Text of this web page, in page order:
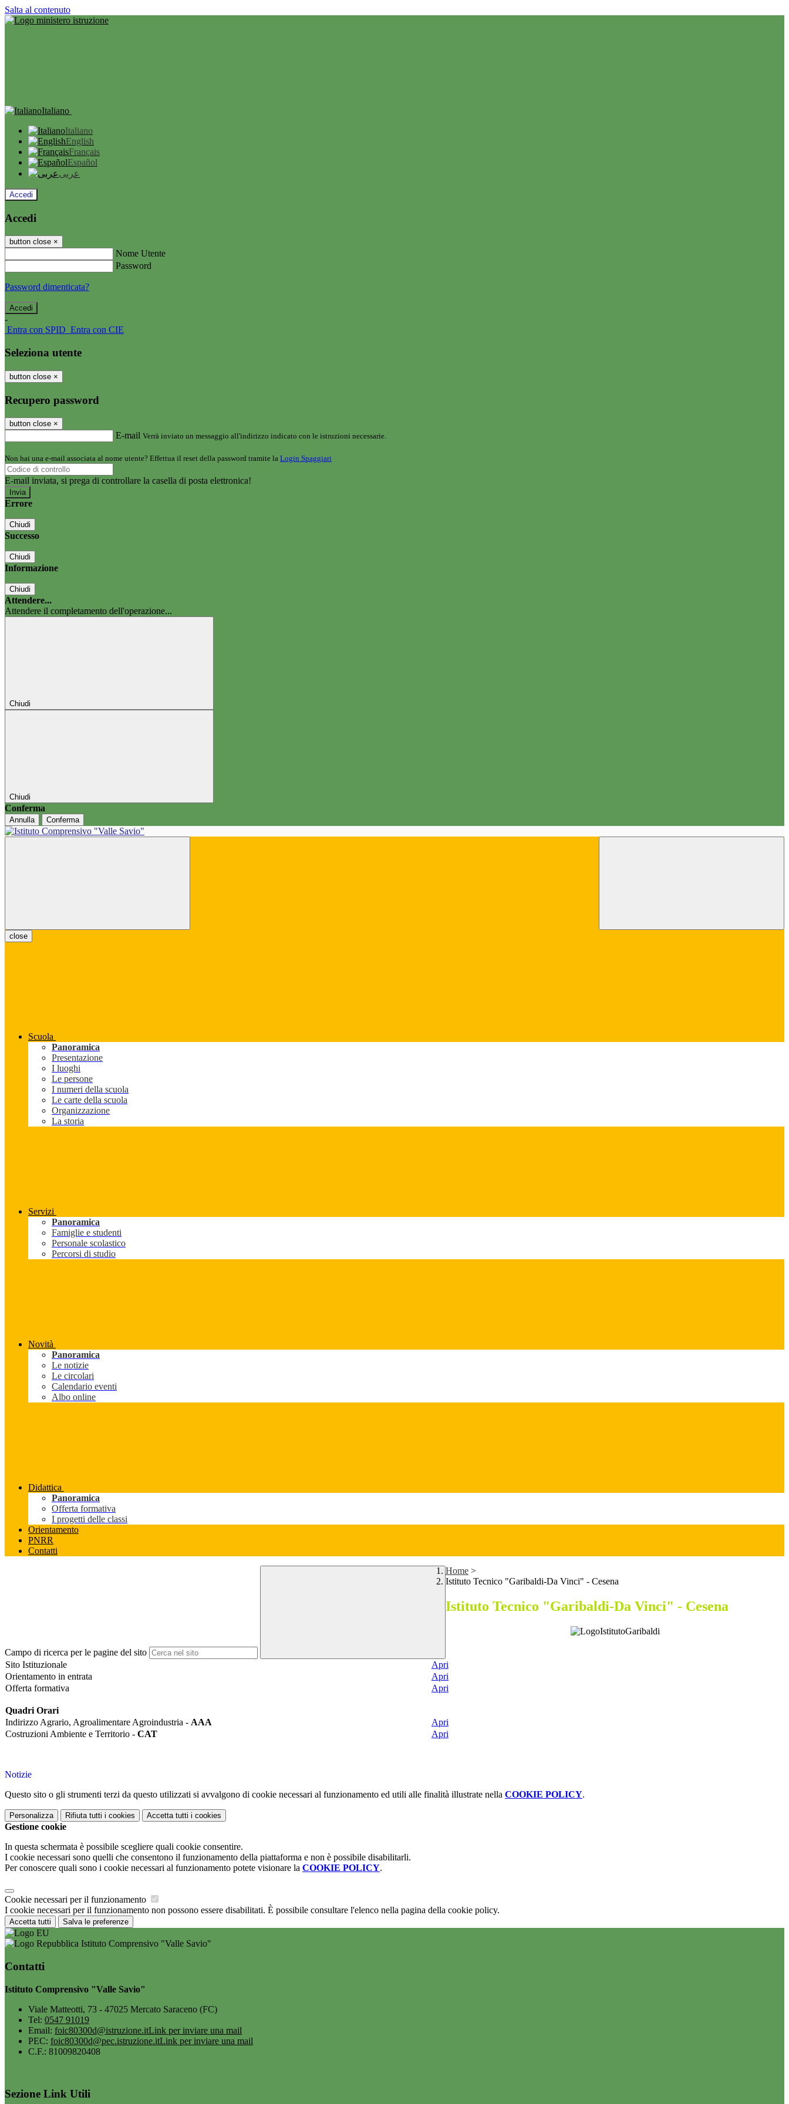
Salta al contenuto
Italiano
Italiano
English
Français
Español
عربى
Accedi
Accedi
button close ×
Nome Utente
Password
Password dimenticata?
-
Entra con SPID Entra con CIE
Seleziona utente
button close ×
Recupero password
button close ×
E-mail Verrà inviato un messaggio all'indirizzo indicato con le istruzioni necessarie.
Non hai una e-mail associata al nome utente? Effettua il reset della password tramite la Login Spaggiari
E-mail inviata, si prega di controllare la casella di posta elettronica!
Errore
Chiudi
Successo
Chiudi
Informazione
Chiudi
Attendere...
Attendere il completamento dell'operazione...
Chiudi
Chiudi
Conferma
Annulla Conferma
close
Scuola
Panoramica
Presentazione
I luoghi
Le persone
I numeri della scuola
Le carte della scuola
Organizzazione
La storia
Servizi
Panoramica
Famiglie e studenti
Personale scolastico
Percorsi di studio
Novità
Panoramica
Le notizie
Le circolari
Calendario eventi
Albo online
Didattica
Panoramica
Offerta formativa
I progetti delle classi
Orientamento
PNRR
Contatti
Campo di ricerca per le pagine del sito
Home >
Istituto Tecnico "Garibaldi-Da Vinci" - Cesena
Istituto Tecnico "Garibaldi-Da Vinci" - Cesena
Sito Istituzionale
Apri
Orientamento in entrata
Apri
Offerta formativa
Apri
Quadri Orari
Indirizzo Agrario, Agroalimentare Agroindustria - AAA
Apri
Costruzioni Ambiente e Territorio - CAT Apri
Notizie
Questo sito o gli strumenti terzi da questo utilizzati si avvalgono di cookie necessari al funzionamento ed utili alle finalità illustrate nella COOKIE POLICY.
Personalizza Rifiuta tutti i cookies Accetta tutti i cookies
Gestione cookie
In questa schermata è possibile scegliere quali cookie consentire.
I cookie necessari sono quelli che consentono il funzionamento della piattaforma e non è possibile disabilitarli.
Per conoscere quali sono i cookie necessari al funzionamento potete visionare la COOKIE POLICY.
Cookie necessari per il funzionamento
I cookie necessari per il funzionamento non possono essere disabilitati. È possibile consultare l'elenco nella pagina della cookie policy.
Accetta tutti Salva le preferenze
Istituto Comprensivo "Valle Savio"
Contatti
Istituto Comprensivo "Valle Savio"
Viale Matteotti, 73 - 47025 Mercato Saraceno (FC)
Tel: 0547 91019
Email: foic80300d@istruzione.itLink per inviare una mail
PEC: foic80300d@pec.istruzione.itLink per inviare una mail
C.F.: 81009820408
Sezione Link Utili